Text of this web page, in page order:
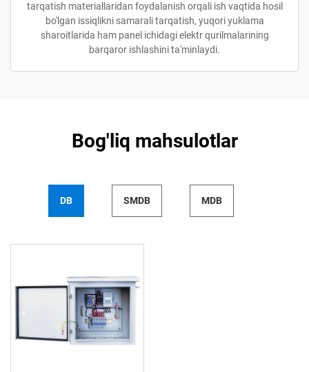
tarqatish materiallaridan foydalanish orqali ish vaqtida hosil
bo'lgan issiqlikni samarali tarqatish, yuqori yuklama
sharoitlarida ham panel ichidagi elektr qurilmalarining
barqaror ishlashini ta'minlaydi.
Bog'liq mahsulotlar
DB SMDB MDB